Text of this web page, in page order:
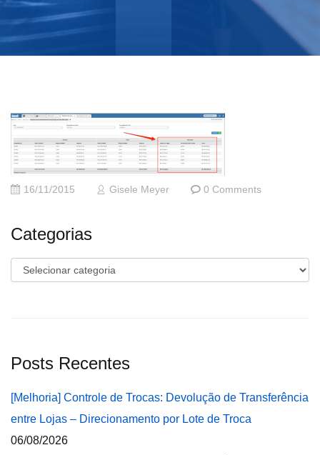
16/11/2015 Gisele Meyer 0 Comments
Categorias
Categorias
Posts Recentes
[Melhoria] Controle de Trocas: Devolução de Transferência
entre Lojas – Direcionamento por Lote de Troca
06/08/2026